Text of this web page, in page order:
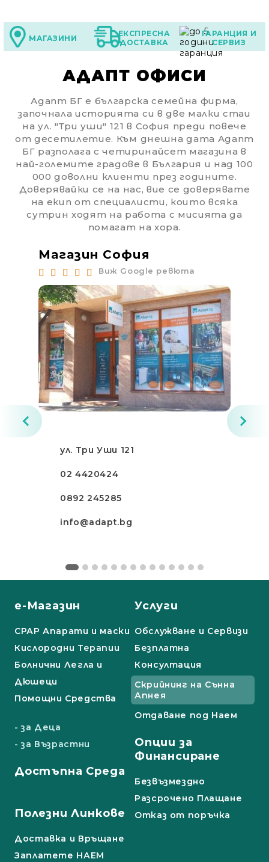
Ние ще се свържем с вас в рамките на работния
МАГАЗИНИ
ЕКСПРЕСНА
ДОСТАВКА
ГАРАНЦИЯ И
СЕРВИЗ
АДАПТ ОФИСИ
Адапт БГ е българска семейна фирма,
започнала историята си в две малки стаи
на ул. "Три уши" 121 в София преди повече
от десетилетие. Към днешна дата Адапт
БГ разполага с четиринайсет магазина в
най-големите градове в България и над 100
000 доволни клиенти през годините.
Доверявайки се на нас, вие се доверявате
на екип от специалисти, които всяка
сутрин ходят на работа с мисията да
помагат на хора.
Магазин София
Виж Google ревюта
ул. Три Уши 121
02 4420424
0892 245285
info@adapt.bg
е-Магазин
СРАР Апарати и маски
Кислородни Терапии
Болнични Легла и
Дюшеци
Помощни Средства
- за Деца
- за Възрастни
Достъпна Среда
Услуги
Обслужване и Сервизи
Безплатна
Консултация
Скрийнинг на Сънна
Апнея
Отдаване под Наем
Опции за
Финансиране
Безвъзмездно
Разсрочено Плащане
Полезни Линкове
Доставка и Връщане
Заплатете НАЕМ
Отказ от поръчка